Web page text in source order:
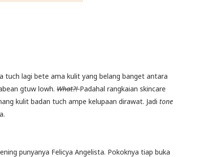
tuch lagi bete ama kulit yang belang banget antara
gtuw lowh. What?! Padahal rangkaian skincare
kulit badan tuch ampe kelupaan dirawat. Jadi tone
punyanya Felicya Angelista. Pokoknya tiap buka